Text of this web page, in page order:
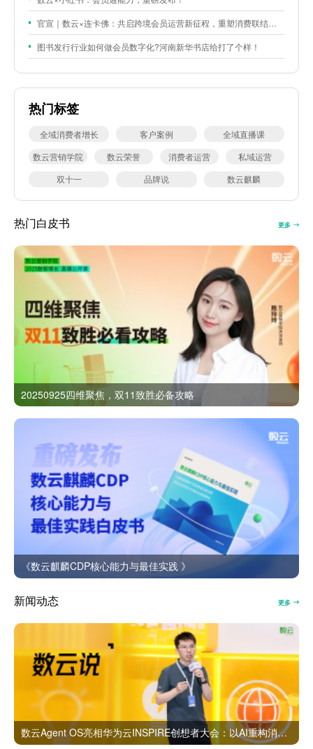
官宣｜数云×连卡佛：共启跨境会员运营新征程，重塑消费联结新体验
图书发行行业如何做会员数字化?河南新华书店给打了个样！
热门标签
全域消费者增长 客户案例
全域直播课
数云营销学院
数云荣誉 消费者运营
私域运营
双十一
品牌说 数云麒麟
热门白皮书 更多
20250925四维聚焦，双11致胜必备攻略
《数云麒麟CDP核心能力与最佳实践 》
新闻动态 更多
数云Agent OS亮相华为云INSPIRE创想者大会：以AI重构消费者运营与零售营销新范式